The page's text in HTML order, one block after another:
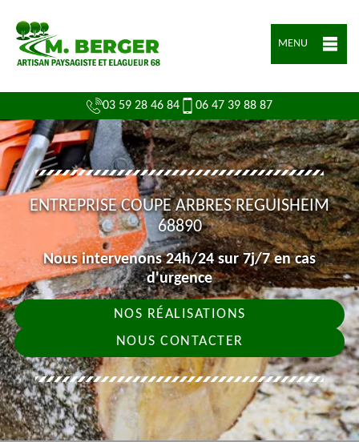
MENU
03 59 28 46 84 06 47 39 88 87
ENTREPRISE COUPE ARBRES REGUISHEIM
68890
Nous intervenons 24h/24 sur 7j/7 en cas
d'urgence
NOS RÉALISATIONS
NOUS CONTACTER